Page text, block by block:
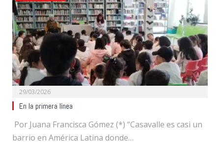
29/03/2026
En la primera línea
Por Juana Francisca Gómez (*) “Casavalle es casi un
barrio en América Latina donde…